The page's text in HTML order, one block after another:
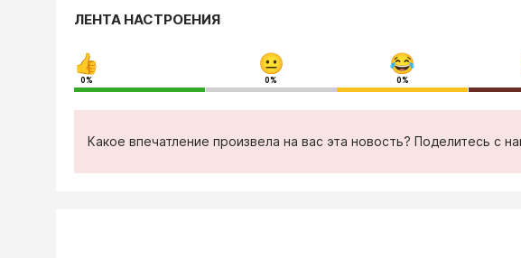
ЛЕНТА НАСТРОЕНИЯ
0% 0% 0%
Какое впечатление произвела на вас эта новость? Поделитесь с